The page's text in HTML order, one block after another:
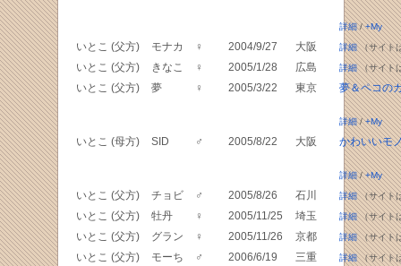
詳細/+My
いとこ (父方) モナカ ♀ 2004/9/27 大阪 詳細（サイト
いとこ (父方) きなこ ♀ 2005/1/28 広島 詳細（サイト
いとこ (父方) 夢 ♀ 2005/3/22 東京 夢＆ペコの
詳細/+My
いとこ (母方) SID ♂ 2005/8/22 大阪 かわいいモ
詳細/+My
いとこ (父方) チョビ ♂ 2005/8/26 石川 詳細（サイト
いとこ (父方) 牡丹 ♀ 2005/11/25 埼玉 詳細（サイト
いとこ (父方) グラン ♀ 2005/11/26 京都 詳細（サイト
いとこ (父方)
モーち
♂ 2006/6/19 三重 詳細（サイト